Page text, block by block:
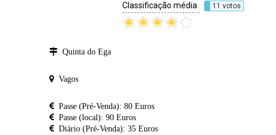
Classificação média 11 votos
Quinta do Ega
Vagos
Passe (Pré-Venda): 80 Euros
Passe (local): 90 Euros
Diário (Pré-Venda): 35 Euros